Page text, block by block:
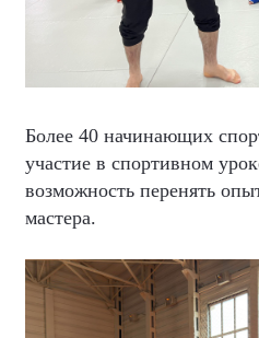
Более 40 начинающих
участие в спортивном
возможность перенять
мастера.